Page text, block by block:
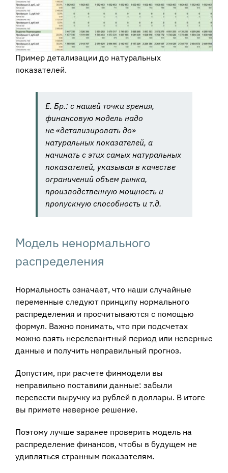
Пример детализации до натуральных
показателей.
Е. Бр.: с нашей точки зрения,
финансовую модель надо
не «детализировать до»
натуральных показателей, а
начинать с этих самых натуральных
показателей, указывая в качестве
ограничений объем рынка,
производственную мощность и
пропускную способность и т.д.
Модель ненормального
распределения
Нормальность означает, что наши случайные
переменные следуют принципу нормального
распределения и просчитываются с помощью
формул. Важно понимать, что при подсчетах
можно взять нерелевантный период или неверные
данные и получить неправильный прогноз.
Допустим, при расчете финмодели вы
неправильно поставили данные: забыли
перевести выручку из рублей в доллары. В итоге
вы примете неверное решение.
Поэтому лучше заранее проверить модель на
распределение финансов, чтобы в будущем не
удивляться странным показателям.